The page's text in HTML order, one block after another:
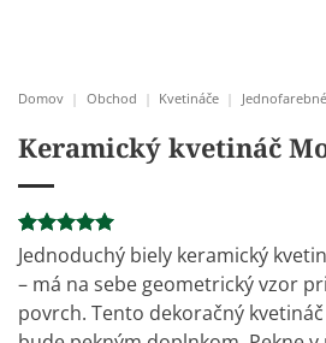
Domov | Obchod | Kvetináče |
Keramický kvetináč
Hodnotenie
5
základe
1
zákazníckej
recenzie
Jednoduchý biely keramický
– má na sebe geometrický vzor
povrch. Tento dekoračný